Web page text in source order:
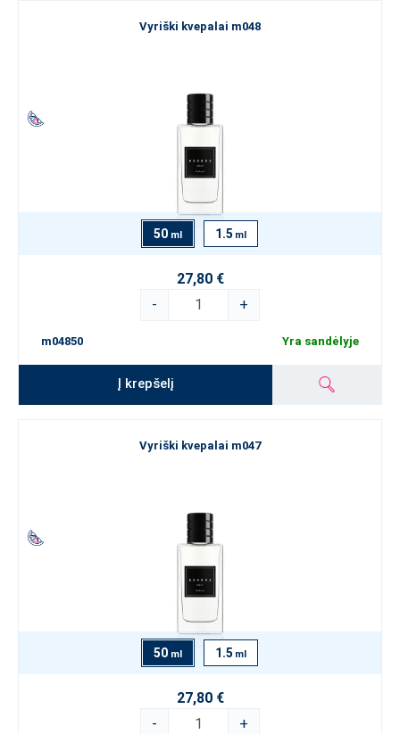
Vyriški kvepalai m048
50 ml 1.5 ml
27,80 €
-
+
m04850 Yra sandėlyje
Į krepšelį
Vyriški kvepalai m047
50 ml 1.5 ml
27,80 €
-
+